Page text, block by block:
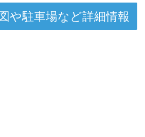
や駐車場など詳細情報